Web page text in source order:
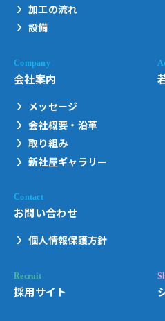
加工の流れ
設備
会社案内
メッセージ
会社概要・沿革
取り組み
新社屋ギャラリー
お問い合わせ
個人情報保護方針
採用サイト